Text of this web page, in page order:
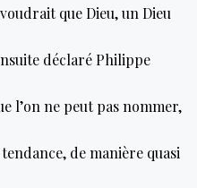
que Dieu, un Dieu
déclaré Philippe
l’on ne peut pas nommer,
de manière quasi